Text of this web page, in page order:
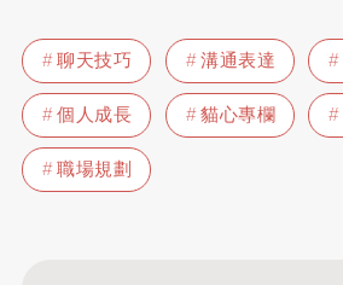
聊天技巧 溝通表達
個人成長
貓心專欄
職場規劃